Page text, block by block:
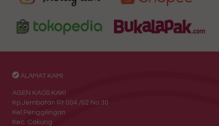
ALAMAT KAMI
AGEN KAOS KAKI
Kp.Jembatan Rt 004 /02 No.30
Kel.Penggilingan
Kec. Cakung